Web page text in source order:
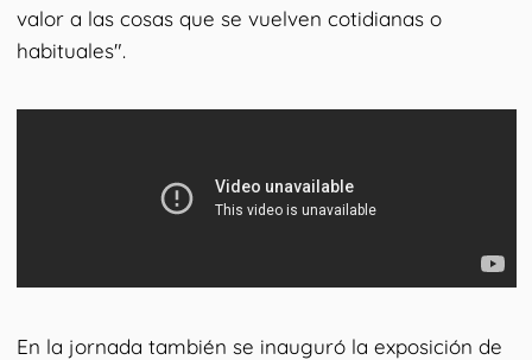
valor a las cosas que se vuelven cotidianas o
habituales".
En la jornada también se inauguró la exposición de